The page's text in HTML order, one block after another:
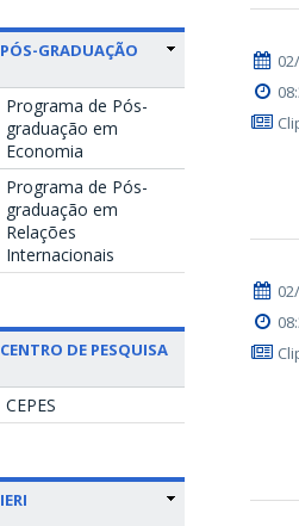
PÓS-GRADUAÇÃO
Programa de Pós-
graduação em
Economia
Programa de Pós-
graduação em
Relações
Internacionais
CENTRO DE PESQUISA
CEPES
IERI